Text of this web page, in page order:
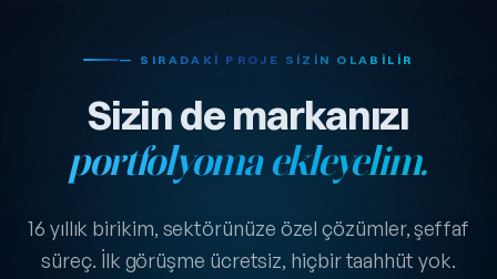
— SIRADAKI PROJE SIZIN OLABILIR
Sizin de markanızı
portfolyoma ekleyelim.
16 yıllık birikim, sektörünüze özel çözümler, şeffaf
süreç. İlk görüşme ücretsiz, hiçbir taahhüt yok.